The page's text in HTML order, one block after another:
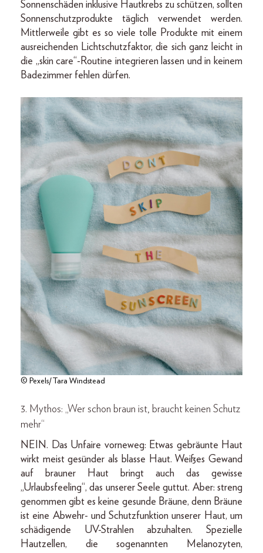
Sonnenschäden inklusive Hautkrebs zu schützen, sollten
Sonnenschutzprodukte täglich verwendet werden.
Mittlerweile gibt es so viele tolle Produkte mit einem
ausreichenden Lichtschutzfaktor, die sich ganz leicht in
die „skin care“-Routine integrieren lassen und in keinem
Badezimmer fehlen dürfen.
© Pexels/Tara Windstead
3. Mythos: „Wer schon braun ist, braucht keinen Schutz
mehr“
NEIN. Das Unfaire vorneweg: Etwas gebräunte Haut
wirkt meist gesünder als blasse Haut. Weißes Gewand
auf brauner Haut bringt auch das gewisse
„Urlaubsfeeling“, das unserer Seele guttut. Aber: streng
genommen gibt es keine gesunde Bräune, denn Bräune
ist eine Abwehr- und Schutzfunktion unserer Haut, um
schädigende UV-Strahlen abzuhalten. Spezielle
Hautzellen, die sogenannten Melanozyten,